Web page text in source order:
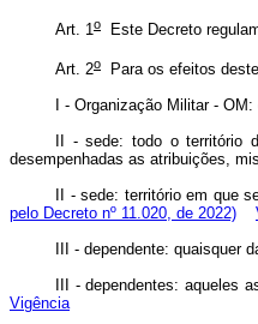
Art. 1o Este Decreto
Art. 2o
Para os efeitos
I - Organização Militar -
II - sede: todo o território
desempenhadas as atribuições,
II - sede: território em que
pelo Decreto nº 11.020, de 2022)
III - dependente: quaisquer
III - dependentes: aqueles
Vigência